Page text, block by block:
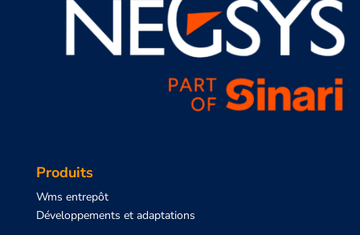
Produits
Wms entrepôt
Développements et adaptations